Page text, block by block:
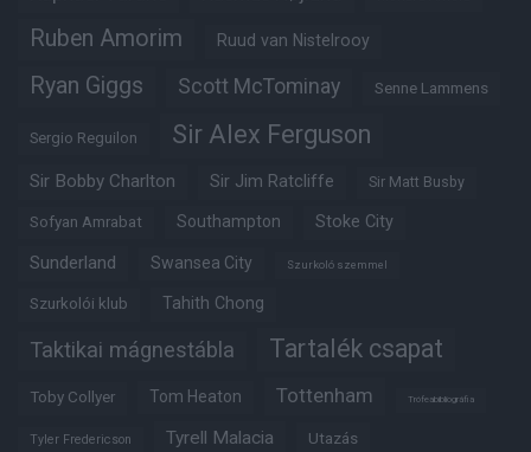
Ruben Amorim Ruud van Nistelrooy
Ryan Giggs Scott McTominay Senne Lammens
Sergio Reguilon Sir Alex Ferguson
Sir Bobby Charlton Sir Jim Ratcliffe Sir Matt Busby
Sofyan Amrabat Southampton Stoke City
Sunderland Swansea City Szurkoló szemmel
Szurkolói klub Tahith Chong
Taktikai mágnestábla Tartalék csapat
Toby Collyer Tom Heaton Tottenham Trófeabibliográfia
Tyler Fredericson Tyrell Malacia Utazás